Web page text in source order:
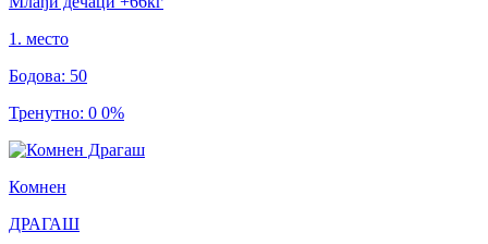
1 . место
Бодова: 50
Тренутно: 0 0%
Комнен
ДРАГАШ